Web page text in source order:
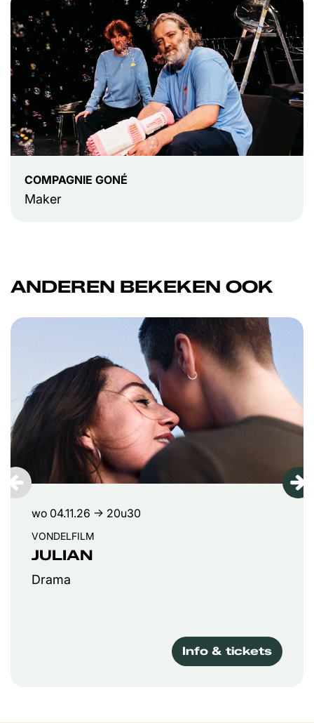
COMPAGNIE GONÉ
Maker
ANDEREN BEKEKEN OOK
Overslaan
JULIAN
Drama
VONDELFILM
wo 04.11.26 → 20u30
Info & tickets